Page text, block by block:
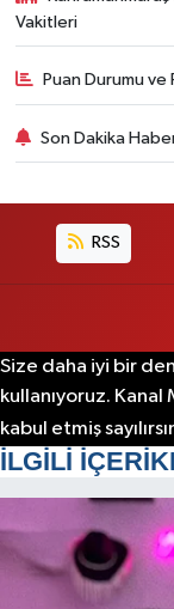
Vakitleri
Puan Durumu ve
Son Dakika
RSS
Size daha iyi bir
kullanıyoruz. Kanal
kabul etmiş